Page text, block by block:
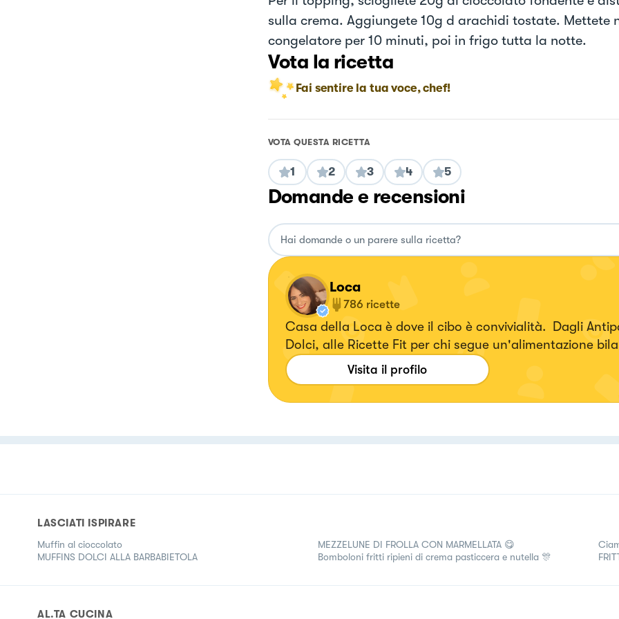
sulla crema. Aggiungete 10g d arachidi tostate. Mettete
congelatore per 10 minuti, poi in frigo tutta la notte.
Vota la ricetta
Fai sentire la tua voce, chef!
VOTA QUESTA RICETTA
1 2 3 4 5
Domande e recensioni
Loca
786 ricette
Casa della Loca è dove il cibo è convivialità. Dagli
Dolci, alle Ricette Fit per chi segue un'alimentazione
Cuoca a domicilio.Visita il profilo
LASCIATI ISPIRARE
Muffin al cioccolato
MUFFINS DOLCI ALLA BARBABIETOLA
MEZZELUNE DI FROLLA CON MARMELLATA 😋
Bomboloni fritti ripieni di crema pasticcera e nutella 🎊
AL.TA CUCINA